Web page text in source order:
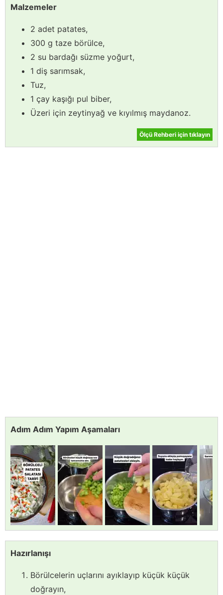
Malzemeler
2 adet patates,
300 g taze börülce,
2 su bardağı süzme yoğurt,
1 diş sarımsak,
Tuz,
1 çay kaşığı pul biber,
Üzeri için zeytinyağ ve kıyılmış maydanoz.
Ölçü Rehberi için tıklayın
Adım Adım Yapım Aşamaları
Hazırlanışı
Börülcelerin uçlarını ayıklayıp küçük küçük
doğrayın,